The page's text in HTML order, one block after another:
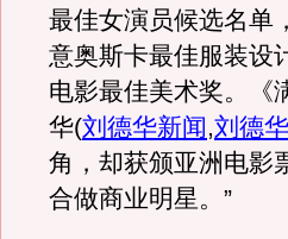
最佳女演员候选名单
意奥斯卡最佳服装设
电影最佳美术奖。《
华(刘德华新闻,刘德
角，却获颁亚洲电影
合做商业明星。”